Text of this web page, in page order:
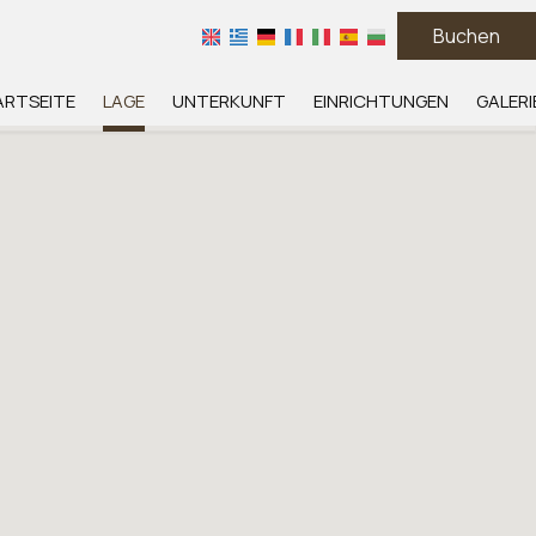
Buchen
LAGE UNTERKUNFT EINRICHTUNGEN